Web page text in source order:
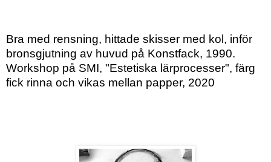
Bra med rensning, hittade skisser med kol, inför
bronsgjutning av huvud på Konstfack, 1990.
Workshop på SMI, "Estetiska lärprocesser", färg
fick rinna och vikas mellan papper, 2020